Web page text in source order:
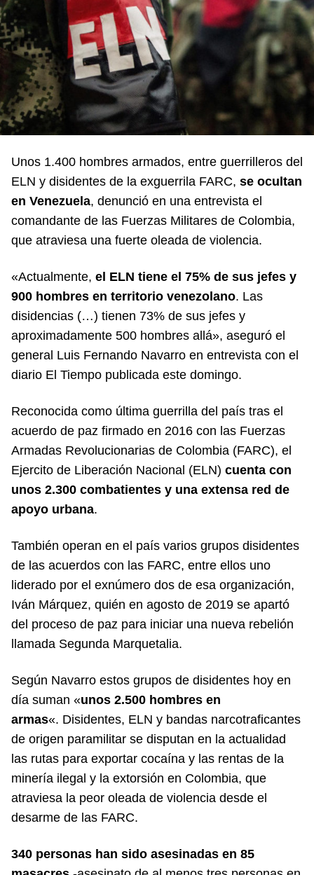
Unos 1.400 hombres armados, entre guerrilleros del
ELN y disidentes de la exguerrila FARC, se ocultan
en Venezuela, denunció en una entrevista el
comandante de las Fuerzas Militares de Colombia,
que atraviesa una fuerte oleada de violencia.
«Actualmente, el ELN tiene el 75% de sus jefes y
900 hombres en territorio venezolano. Las
disidencias (…) tienen 73% de sus jefes y
aproximadamente 500 hombres allá», aseguró el
general Luis Fernando Navarro en entrevista con el
diario El Tiempo publicada este domingo.
Reconocida como última guerrilla del país tras el
acuerdo de paz firmado en 2016 con las Fuerzas
Armadas Revolucionarias de Colombia (FARC), el
Ejercito de Liberación Nacional (ELN) cuenta con
unos 2.300 combatientes y una extensa red de
apoyo urbana.
También operan en el país varios grupos disidentes
de las acuerdos con las FARC, entre ellos uno
liderado por el exnúmero dos de esa organización,
Iván Márquez, quién en agosto de 2019 se apartó
del proceso de paz para iniciar una nueva rebelión
llamada Segunda Marquetalia.
Según Navarro estos grupos de disidentes hoy en
día suman «unos 2.500 hombres en
armas«. Disidentes, ELN y bandas narcotraficantes
de origen paramilitar se disputan en la actualidad
las rutas para exportar cocaína y las rentas de la
minería ilegal y la extorsión en Colombia, que
atraviesa la peor oleada de violencia desde el
desarme de las FARC.
340 personas han sido asesinadas en 85